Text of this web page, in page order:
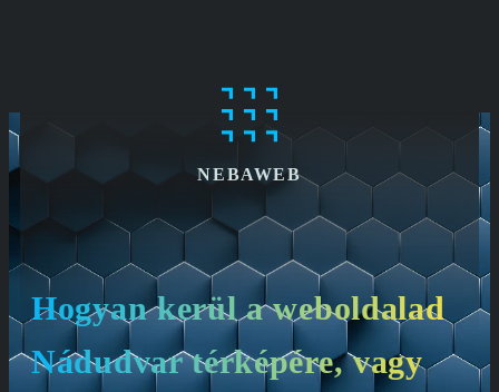
NEBAWEB
Hogyan kerül a weboldalad
Nádudvar térképére, vagy